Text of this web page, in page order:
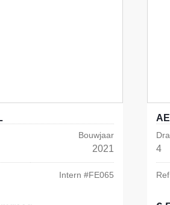
Bouwjaar
2021
Intern #FE065
4